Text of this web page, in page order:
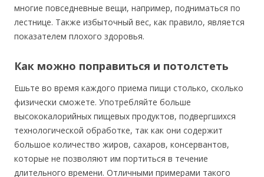
многие повседневные вещи, например, подниматься по
лестнице. Также избыточный вес, как правило, является
показателем плохого здоровья.
Как можно поправиться и потолстеть
Ешьте во время каждого приема пищи столько, сколько
физически сможете. Употребляйте больше
высококалорийных пищевых продуктов, подвергшихся
технологической обработке, так как они содержит
большое количество жиров, сахаров, консервантов,
которые не позволяют им портиться в течение
длительного времени. Отличными примерами такого